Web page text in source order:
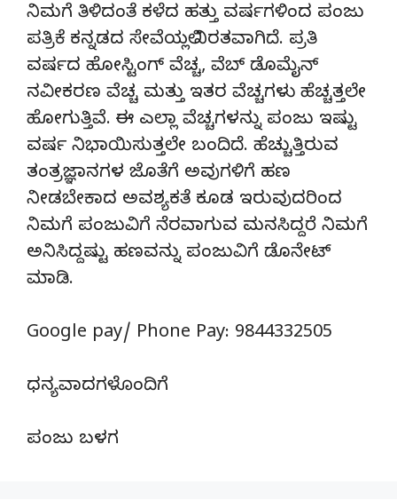
ನಿಮಗೆ ತಿಳಿದಂತೆ ಕಳೆದ ಹತ್ತು ವರ್ಷಗಳಿಂದ ಪಂಜು
ಪತ್ರಿಕೆ ಕನ್ನಡದ ಸೇವೆಯಲ್ಲಿ ನಿರತವಾಗಿದೆ. ಪ್ರತಿ
ವರ್ಷದ ಹೋಸ್ಟಿಂಗ್‌ ವೆಚ್ಚ, ವೆಬ್‌ ಡೊಮೈನ್‌
ನವೀಕರಣ ವೆಚ್ಚ ಮತ್ತು ಇತರ ವೆಚ್ಚಗಳು ಹೆಚ್ಚತ್ತಲೇ
ಹೋಗುತ್ತಿವೆ. ಈ ಎಲ್ಲಾ ವೆಚ್ಚಗಳನ್ನು ಪಂಜು ಇಷ್ಟು
ವರ್ಷ ನಿಭಾಯಿಸುತ್ತಲೇ ಬಂದಿದೆ. ಹೆಚ್ಚುತ್ತಿರುವ
ತಂತ್ರಜ್ಞಾನಗಳ ಜೊತೆಗೆ ಅವುಗಳಿಗೆ ಹಣ
ನೀಡಬೇಕಾದ ಅವಶ್ಯಕತೆ ಕೂಡ ಇರುವುದರಿಂದ
ನಿಮಗೆ ಪಂಜುವಿಗೆ ನೆರವಾಗುವ ಮನಸಿದ್ದರೆ ನಿಮಗೆ
ಅನಿಸಿದ್ದಷ್ಟು ಹಣವನ್ನು ಪಂಜುವಿಗೆ ಡೊನೇಟ್‌
ಮಾಡಿ.
Google pay/ Phone Pay: 9844332505
ಧನ್ಯವಾದಗಳೊಂದಿಗೆ
ಪಂಜು ಬಳಗ